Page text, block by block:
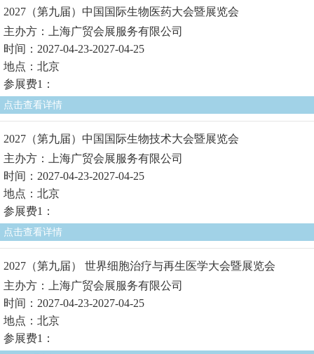
2027（第九届）中国国际生物医药大会暨展览会
主办方：上海广贸会展服务有限公司
时间：2027-04-23-2027-04-25
地点：北京
参展费1：
点击查看详情
2027（第九届）中国国际生物技术大会暨展览会
主办方：上海广贸会展服务有限公司
时间：2027-04-23-2027-04-25
地点：北京
参展费1：
点击查看详情
2027（第九届） 世界细胞治疗与再生医学大会暨展览会
主办方：上海广贸会展服务有限公司
时间：2027-04-23-2027-04-25
地点：北京
参展费1：